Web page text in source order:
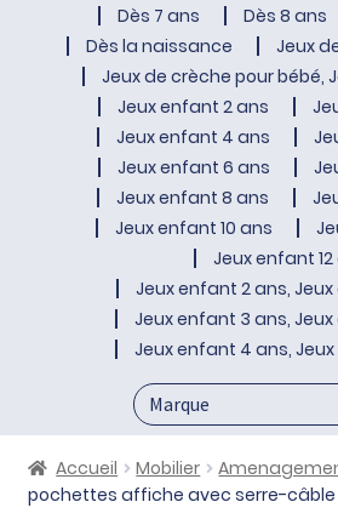
Dès 7 ans
Dès 8 ans
Dès la naissance
Jeux
Jeux de crèche pour bébé,
Jeux enfant 2 ans
Jeux enfant 4 ans
Jeux enfant 6 ans
Jeux enfant 8 ans
Jeux enfant 10 ans
Jeux enfant
Jeux enfant 2 ans,
Jeux enfant 3 ans,
Jeux enfant 4 ans,
Accueil Mobilier
pochettes affiche avec serre-câble